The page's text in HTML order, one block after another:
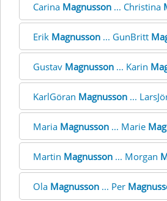
Carina Magnusson ... Christina
Erik Magnusson ... GunBritt
Gustav Magnusson ... Karin
KarlGöran Magnusson ...
Maria Magnusson ... Marie
Martin Magnusson ... Morgan
Ola Magnusson ... Per